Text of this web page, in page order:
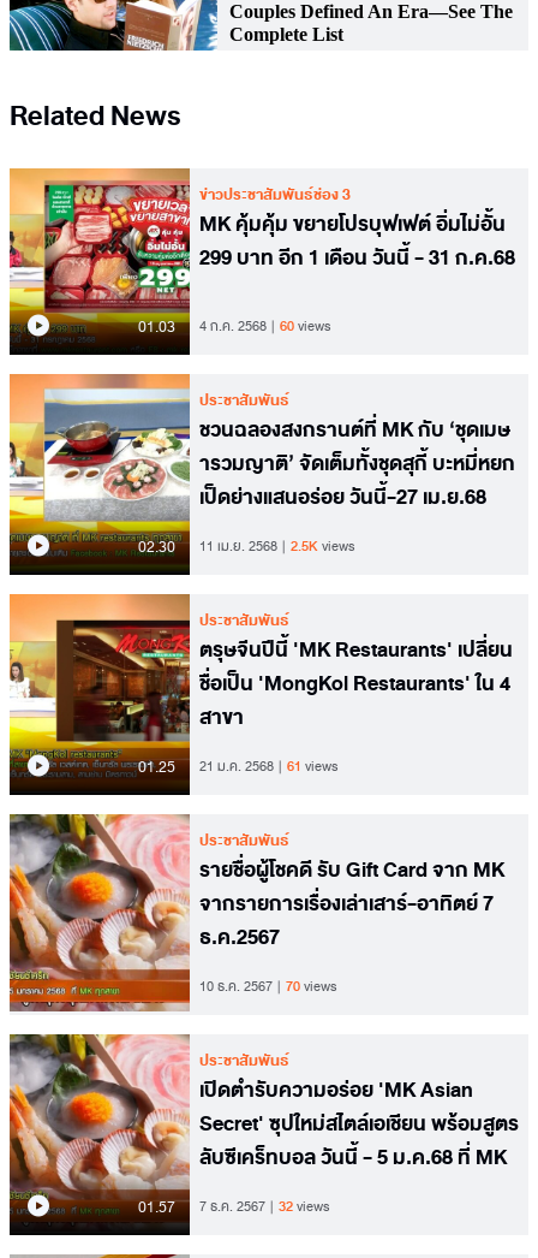
Related News
01.03
ข่าวประชาสัมพันธ์ช่อง 3
MK คุ้มคุ้ม ขยายโปรบุฟเฟต์ อิ่มไม่อั้น
299 บาท อีก 1 เดือน วันนี้ - 31 ก.ค.68
4 ก.ค. 2568 60views
02.30
ประชาสัมพันธ์
ชวนฉลองสงกรานต์ที่ MK กับ ‘ชุดเมษ
ารวมญาติ’ จัดเต็มทั้งชุดสุกี้ บะหมี่หยก
เป็ดย่างแสนอร่อย วันนี้-27 เม.ย.68
11 เม.ย. 2568 2.5Kviews
01.25
ประชาสัมพันธ์
ตรุษจีนปีนี้ 'MK Restaurants' เปลี่ยน
ชื่อเป็น 'MongKol Restaurants' ใน 4
สาขา
21 ม.ค. 2568 61 views
ประชาสัมพันธ์
รายชื่อผู้โชคดี รับ Gift Card จาก MK
จากรายการเรื่องเล่าเสาร์-อาทิตย์ 7
ธ.ค.2567
10 ธ.ค. 2567 70views
01.57
ประชาสัมพันธ์
เปิดตำรับความอร่อย 'MK Asian
Secret' ซุปใหม่สไตล์เอเชียน พร้อมสูตร
ลับซีเคร็ทบอล วันนี้ - 5 ม.ค.68 ที่ MK
7 ธ.ค. 2567 32views